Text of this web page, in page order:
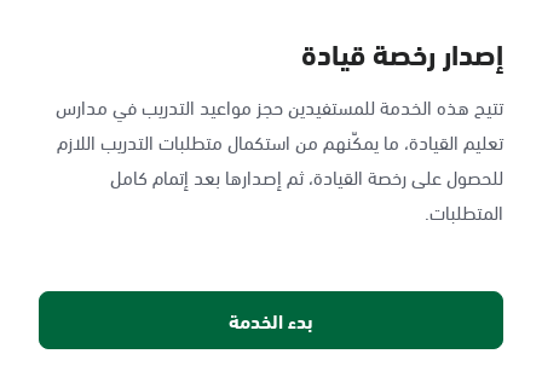
إصدار رخصة قيادة
تتيح هذه الخدمة للمستفيدين حجز مواعيد التدريب في مدارس
تعليم القيادة، ما يمكّنهم من استكمال متطلبات التدريب اللازم
للحصول على رخصة القيادة، ثم إصدارها بعد إتمام كامل
المتطلبات.
بدء الخدمة